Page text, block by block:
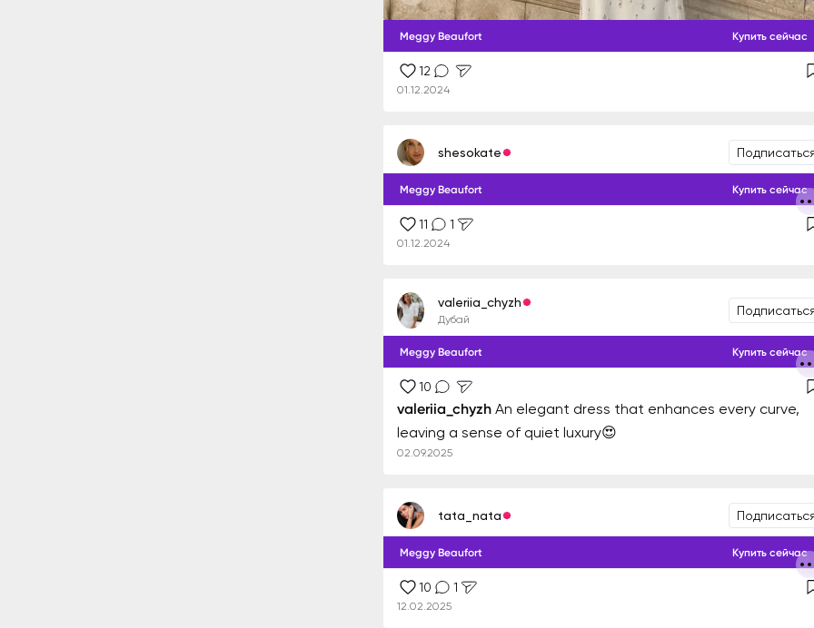
Meggy Beaufort Купить сейчас
12
01.12.2024
shesokate
Meggy Beaufort Купить сейчас
11 1
01.12.2024
valeriia_chyzh
Дубай
Meggy Beaufort Купить сейчас
10
valeriia_chyzh An elegant dress that enhances every curve,
leaving a sense of quiet luxury😍
02.09.2025
tata_nata
Meggy Beaufort Купить сейчас
10 1
12.02.2025